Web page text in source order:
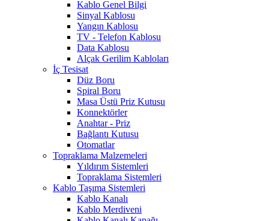
Kablo Genel Bilgi
Sinyal Kablosu
Yangın Kablosu
TV - Telefon Kablosu
Data Kablosu
Alçak Gerilim Kabloları
İç Tesisat
Düz Boru
Spiral Boru
Masa Üstü Priz Kutusu
Konnektörler
Anahtar - Priz
Bağlantı Kutusu
Otomatlar
Topraklama Malzemeleri
Yıldırım Sistemleri
Topraklama Sistemleri
Kablo Taşıma Sistemleri
Kablo Kanalı
Kablo Merdiveni